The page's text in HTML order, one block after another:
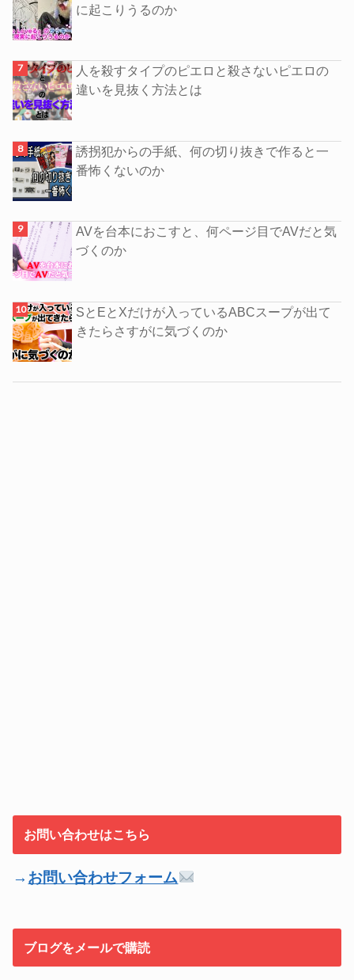
に起こりうるのか
人を殺すタイプのピエロと殺さないピエロの
違いを見抜く方法とは
誘拐犯からの手紙、何の切り抜きで作ると一
番怖くないのか
AVを台本におこすと、何ページ目でAVだと気
づくのか
SとEとXだけが入っているABCスープが出て
きたらさすがに気づくのか
お問い合わせはこちら
→ お問い合わせフォーム
ブログをメールで購読